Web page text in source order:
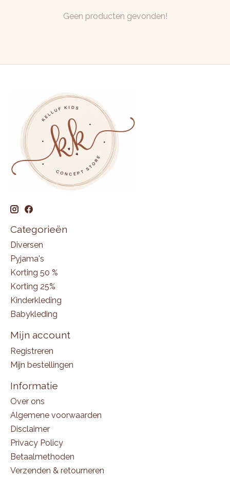
Geen producten gevonden!
Categorieën
Diversen
Pyjama's
Korting 50 %
Korting 25%
Kinderkleding
Babykleding
Mijn account
Registreren
Mijn bestellingen
Informatie
Over ons
Algemene voorwaarden
Disclaimer
Privacy Policy
Betaalmethoden
Verzenden & retourneren